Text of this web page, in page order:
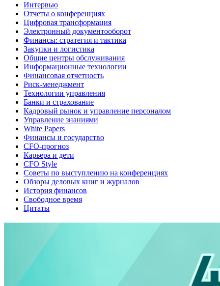
Интервью
Отчеты о конференциях
Цифровая трансформация
Электронный документооборот
Финансы: стратегия и тактика
Закупки и логистика
Общие центры обслуживания
Информационные технологии
Финансовая отчетность
Риск-менеджмент
Технологии управления
Банки и страхование
Кадровый рынок и управление персоналом
Управление знаниями
White Papers
Финансы и государство
CFO-прогноз
Карьера и дети
CFO Style
Советы по выступлению на конференциях
Обзоры деловых книг и журналов
История финансов
Свободное время
Цитаты